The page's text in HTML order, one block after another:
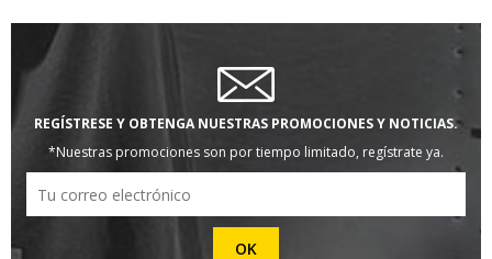
REGÍSTRESE Y OBTENGA NUESTRAS PROMOCIONES Y NOTICIAS.
*Nuestras promociones son por tiempo limitado, regístrate ya.